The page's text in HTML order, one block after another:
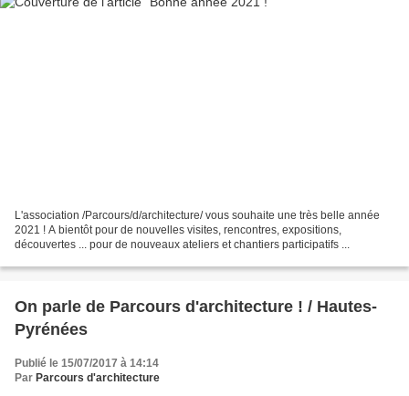
L'association /Parcours/d/architecture/ vous souhaite une très belle année
2021 ! A bientôt pour de nouvelles visites, rencontres, expositions,
découvertes ... pour de nouveaux ateliers et chantiers participatifs ...
On parle de Parcours d'architecture ! / Hautes-
Pyrénées
Publié le 15/07/2017 à 14:14
Par Parcours d'architecture